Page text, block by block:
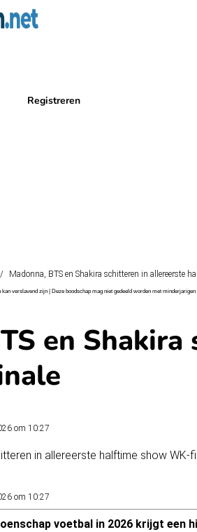
Registreren
/ Madonna, BTS en Shakira schitteren in allereerste
verslavend zijn | Deze boodschap mag niet gedeeld worden met
en
om 10:27
om 10:27
voetbal in 2026 krijgt een